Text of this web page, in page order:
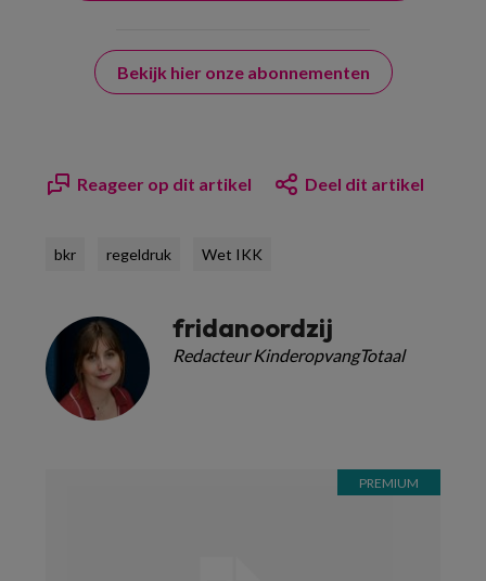
Bekijk hier onze abonnementen
Reageer op dit artikel Deel dit artikel
bkr regeldruk Wet IKK
fridanoordzij
Redacteur KinderopvangTotaal